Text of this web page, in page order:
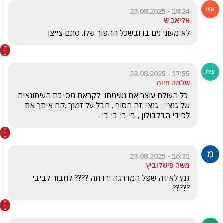
18:24 - 23.08.2025
אליאב ש
לא מעוניינים בו ובשכל ההפוך שלו. סתם צייצן
17:55 - 23.08.2025
שלמה חיות
לפידי הבלבולון , בי בי בי בי .
16:31 - 23.08.2025
משה פישלוביץ
?????